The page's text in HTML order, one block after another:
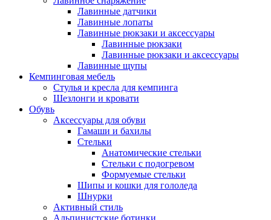
Лавинные датчики
Лавинные лопаты
Лавинные рюкзаки и аксессуары
Лавинные рюкзаки
Лавинные рюкзаки и аксессуары
Лавинные щупы
Кемпинговая мебель
Стулья и кресла для кемпинга
Шезлонги и кровати
Обувь
Аксессуары для обуви
Гамаши и бахилы
Стельки
Анатомические стельки
Стельки с подогревом
Формуемые стельки
Шипы и кошки для гололеда
Шнурки
Активный стиль
Альпинистские ботинки